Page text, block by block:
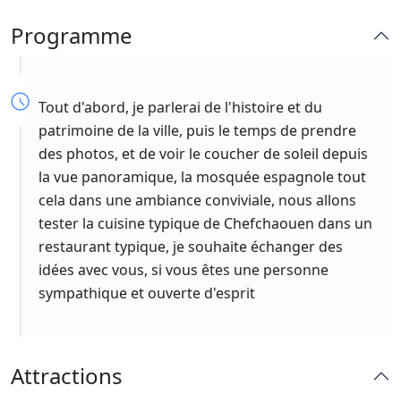
Programme
Tout d'abord, je parlerai de l'histoire et du
patrimoine de la ville, puis le temps de prendre
des photos, et de voir le coucher de soleil depuis
la vue panoramique, la mosquée espagnole tout
cela dans une ambiance conviviale, nous allons
tester la cuisine typique de Chefchaouen dans un
restaurant typique, je souhaite échanger des
idées avec vous, si vous êtes une personne
sympathique et ouverte d'esprit
Attractions